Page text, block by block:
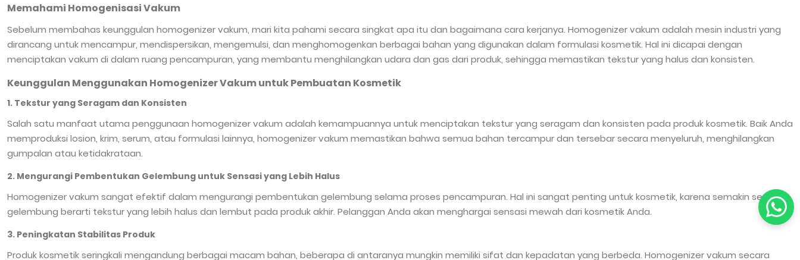
Memahami Homogenisasi Vakum
Sebelum membahas keunggulan homogenizer vakum, mari kita pahami secara singkat apa itu dan bagaimana cara kerjanya. Homogenizer vakum adalah mesin industri yang
dirancang untuk mencampur, mendispersikan, mengemulsi, dan menghomogenkan berbagai bahan yang digunakan dalam formulasi kosmetik. Hal ini dicapai dengan
menciptakan vakum di dalam ruang pencampuran, yang membantu menghilangkan udara dan gas dari produk, sehingga memastikan tekstur yang halus dan konsisten.
Keunggulan Menggunakan Homogenizer Vakum untuk Pembuatan Kosmetik
1. Tekstur yang Seragam dan Konsisten
Salah satu manfaat utama penggunaan homogenizer vakum adalah kemampuannya untuk menciptakan tekstur yang seragam dan konsisten pada produk kosmetik. Baik Anda
memproduksi losion, krim, serum, atau formulasi lainnya, homogenizer vakum memastikan bahwa semua bahan tercampur dan tersebar secara menyeluruh, menghilangkan
gumpalan atau ketidakrataan.
2. Mengurangi Pembentukan Gelembung untuk Sensasi yang Lebih Halus
Homogenizer vakum sangat efektif dalam mengurangi pembentukan gelembung selama proses pencampuran. Hal ini sangat penting untuk kosmetik, karena semakin sedikit
gelembung berarti tekstur yang lebih halus dan lembut pada produk akhir. Pelanggan Anda akan menghargai sensasi mewah dari kosmetik Anda.
3. Peningkatan Stabilitas Produk
Produk kosmetik seringkali mengandung berbagai macam bahan, beberapa di antaranya mungkin memiliki sifat dan kepadatan yang berbeda. Homogenizer vakum secara